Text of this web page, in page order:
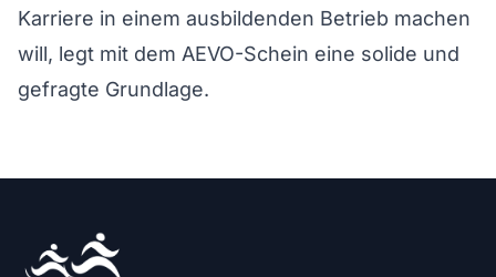
Karriere in einem ausbildenden Betrieb machen
will, legt mit dem AEVO-Schein eine solide und
gefragte Grundlage.